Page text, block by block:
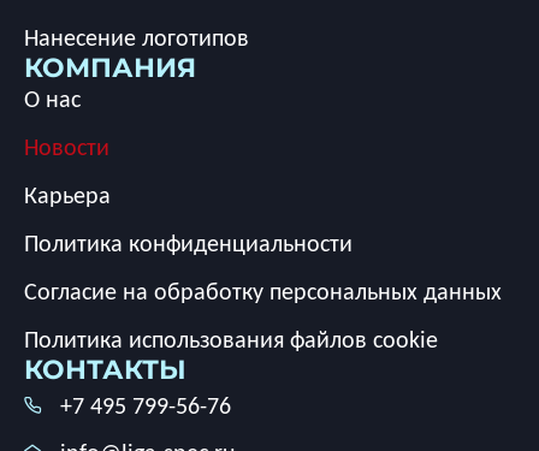
Нанесение логотипов
КОМПАНИЯ
О нас
Новости
Карьера
Политика конфиденциальности
Согласие на обработку персональных данных
Политика использования файлов cookie
КОНТАКТЫ
+7 495 799-56-76